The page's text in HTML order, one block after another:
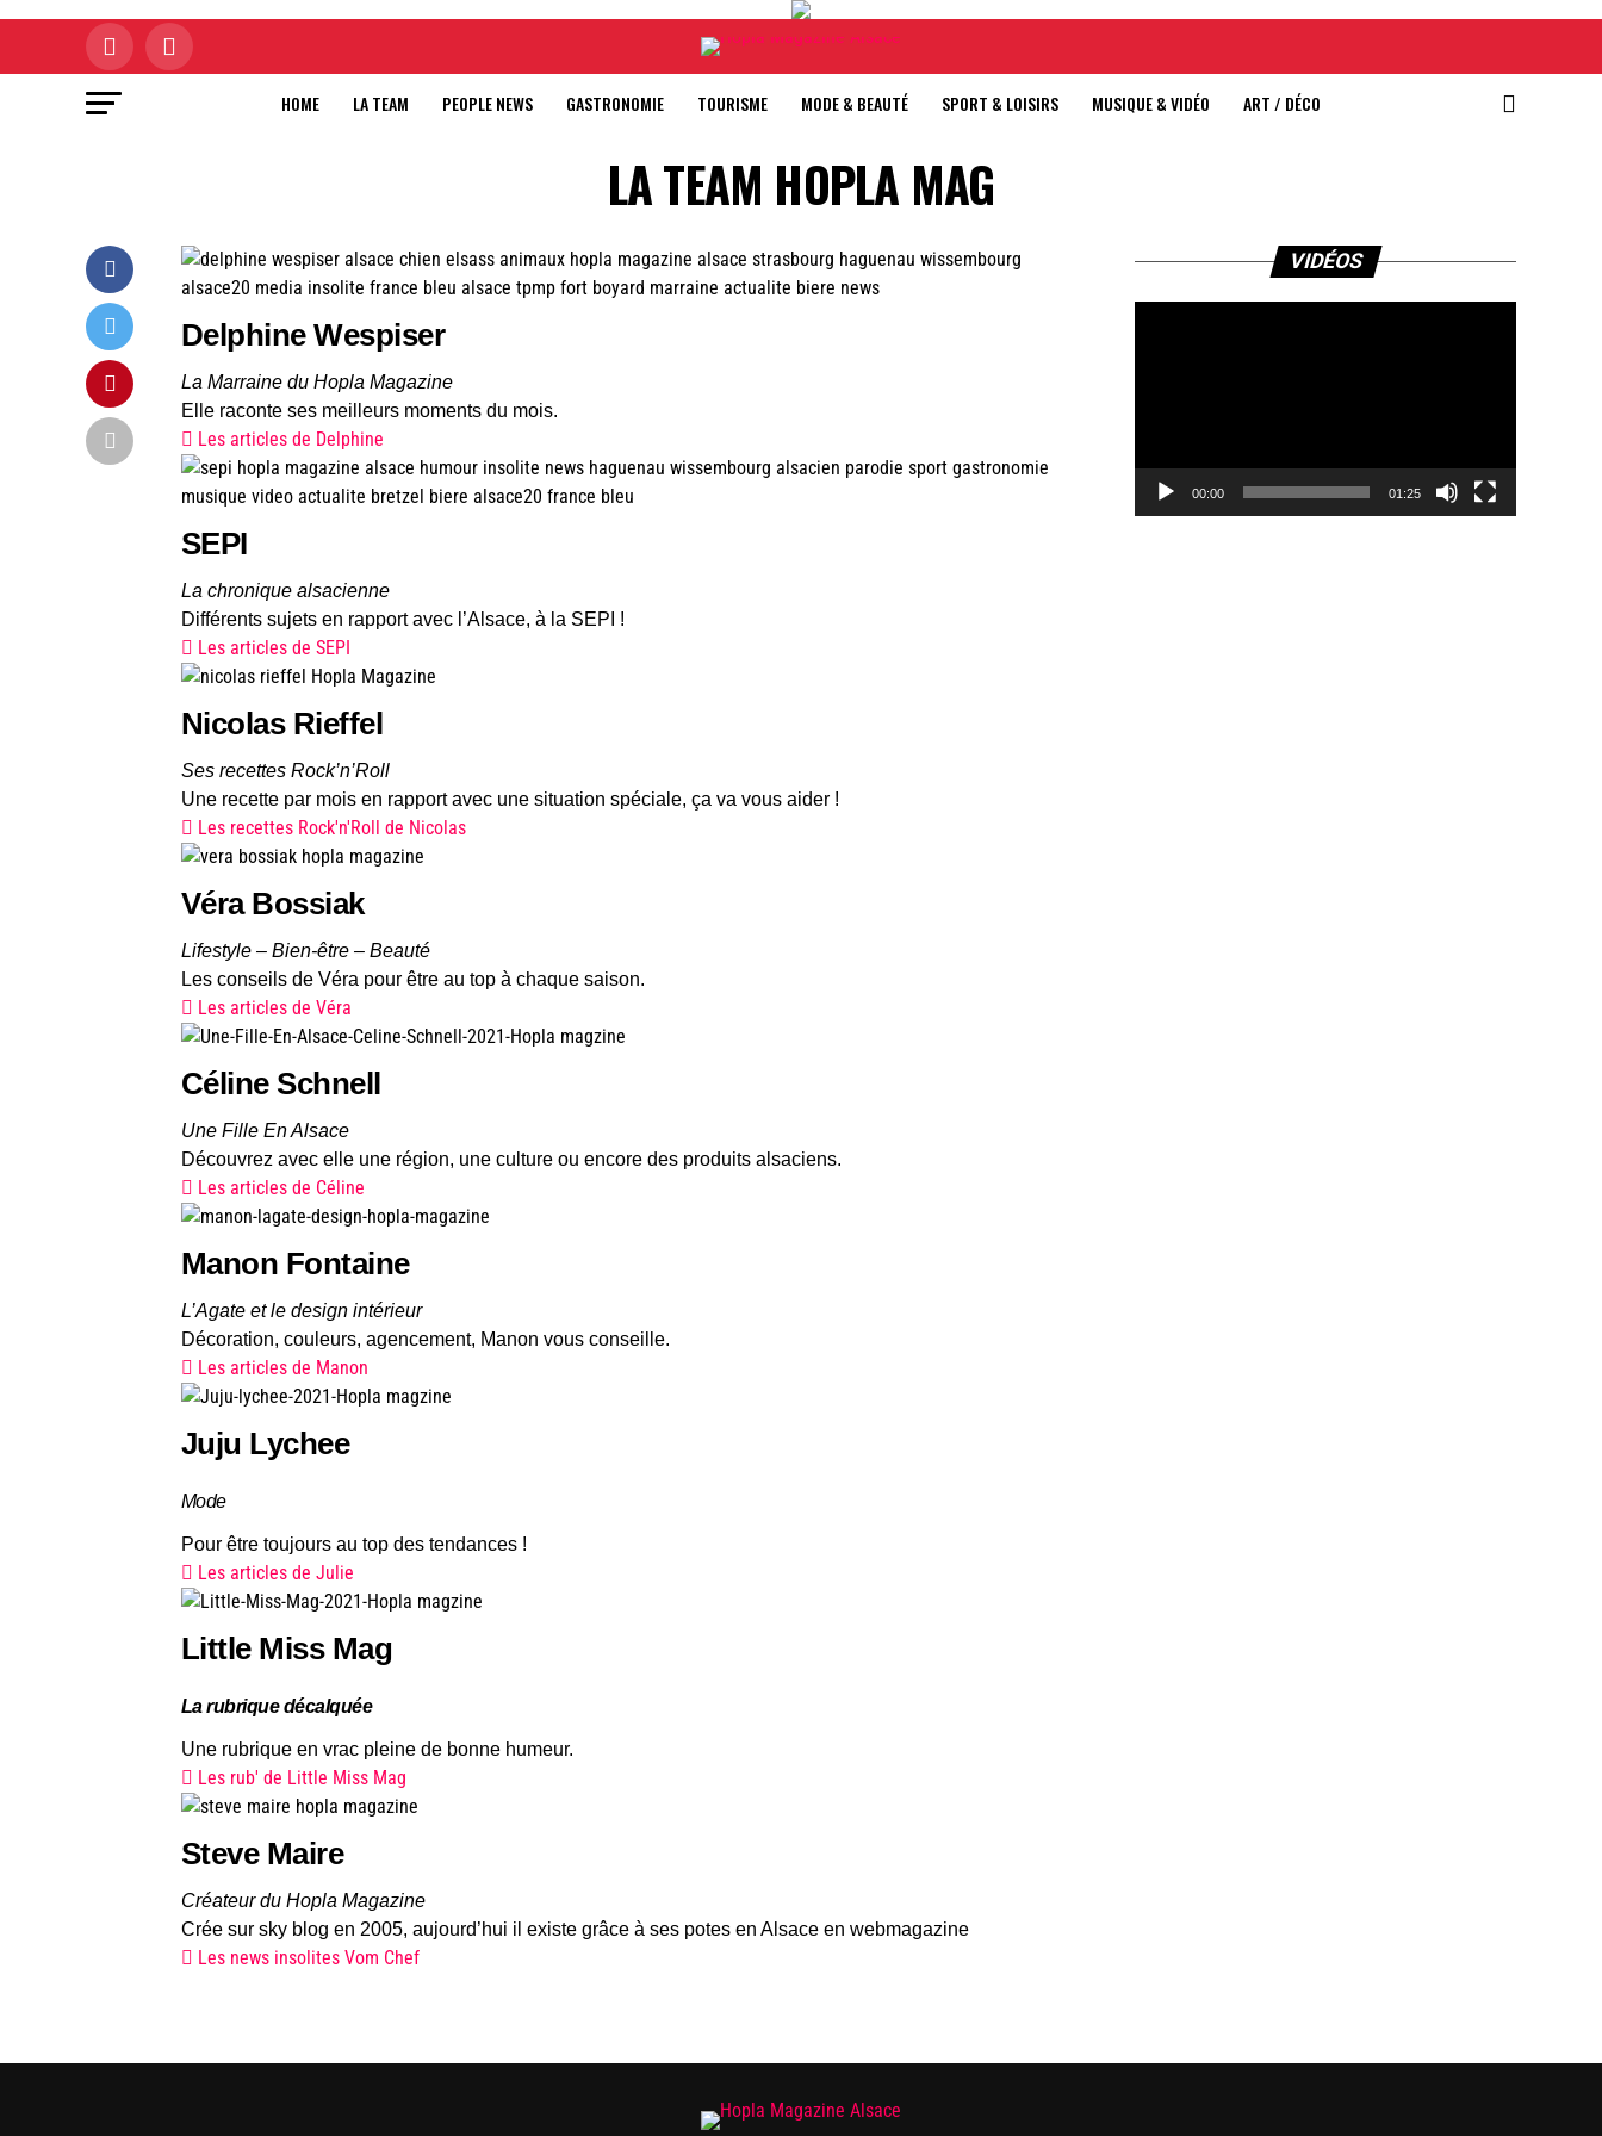
HOME LA TEAM PEOPLE NEWS GASTRONOMIE TOURISME MODE & BEAUTÉ SPORT & LOISIRS MUSIQUE & VIDÉO ART / DÉCO
LA TEAM HOPLA MAG
Delphine Wespiser
La Marraine du Hopla Magazine
Elle raconte ses meilleurs moments du mois.
Les articles de Delphine
SEPI
La chronique alsacienne
Différents sujets en rapport avec l’Alsace, à la SEPI !
Les articles de SEPI
Nicolas Rieffel
Ses recettes Rock’n’Roll
Une recette par mois en rapport avec une situation spéciale, ça va vous aider !
Les recettes Rock'n'Roll de Nicolas
Véra Bossiak
Lifestyle – Bien-être – Beauté
Les conseils de Véra pour être au top à chaque saison.
Les articles de Véra
Céline Schnell
Une Fille En Alsace
Découvrez avec elle une région, une culture ou encore des produits alsaciens.
Les articles de Céline
Manon Fontaine
L’Agate et le design intérieur
Décoration, couleurs, agencement, Manon vous conseille.
Les articles de Manon
Juju Lychee
Mode
Pour être toujours au top des tendances !
Les articles de Julie
Little Miss Mag
La rubrique décalquée
Une rubrique en vrac pleine de bonne humeur.
Les rub' de Little Miss Mag
Steve Maire
Créateur du Hopla Magazine
Crée sur sky blog en 2005, aujourd’hui il existe grâce à ses potes en Alsace en webmagazine
Les news insolites Vom Chef
VIDÉOS
vidéo
00:00 01:25